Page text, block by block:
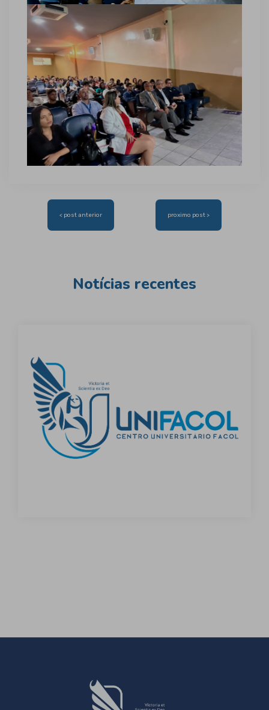
Navegação
< post anterior proximo post >
Notícias recentes